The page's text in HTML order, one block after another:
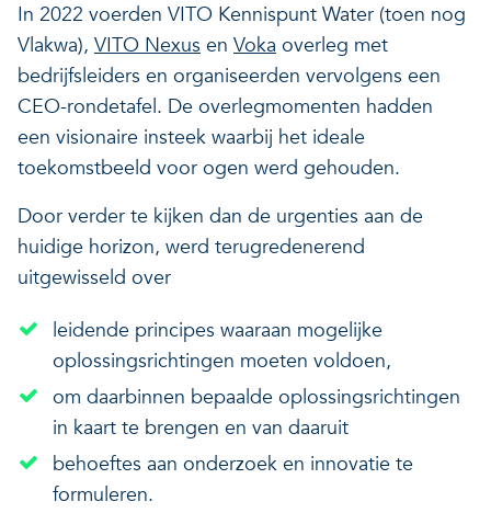
In 2022 voerden VITO Kennispunt Water (toen nog
Vlakwa), VITO Nexus en Voka overleg met
bedrijfsleiders en organiseerden vervolgens een
CEO-rondetafel. De overlegmomenten hadden
een visionaire insteek waarbij het ideale
toekomstbeeld voor ogen werd gehouden.
Door verder te kijken dan de urgenties aan de
huidige horizon, werd terugredenerend
uitgewisseld over
leidende principes waaraan mogelijke
oplossingsrichtingen moeten voldoen,
om daarbinnen bepaalde oplossingsrichtingen
in kaart te brengen en van daaruit
behoeftes aan onderzoek en innovatie te
formuleren.